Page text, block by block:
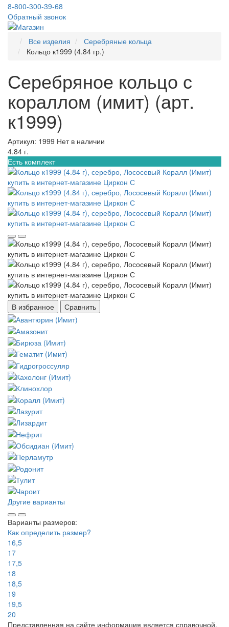
8-800-300-39-68
Обратный звонок
Все изделия
Серебряные кольца
Кольцо к1999 (4.84 гр.)
Серебряное кольцо с
кораллом (имит) (арт.
к1999)
Артикул: 1999 Нет в наличии
4.84 г.
Есть комплект
В избранное Сравнить
Другие варианты
Варианты размеров:
Как определить размер?
16,5
17
17,5
18
18,5
19
19,5
20
Представленная на сайте информация является справочной.